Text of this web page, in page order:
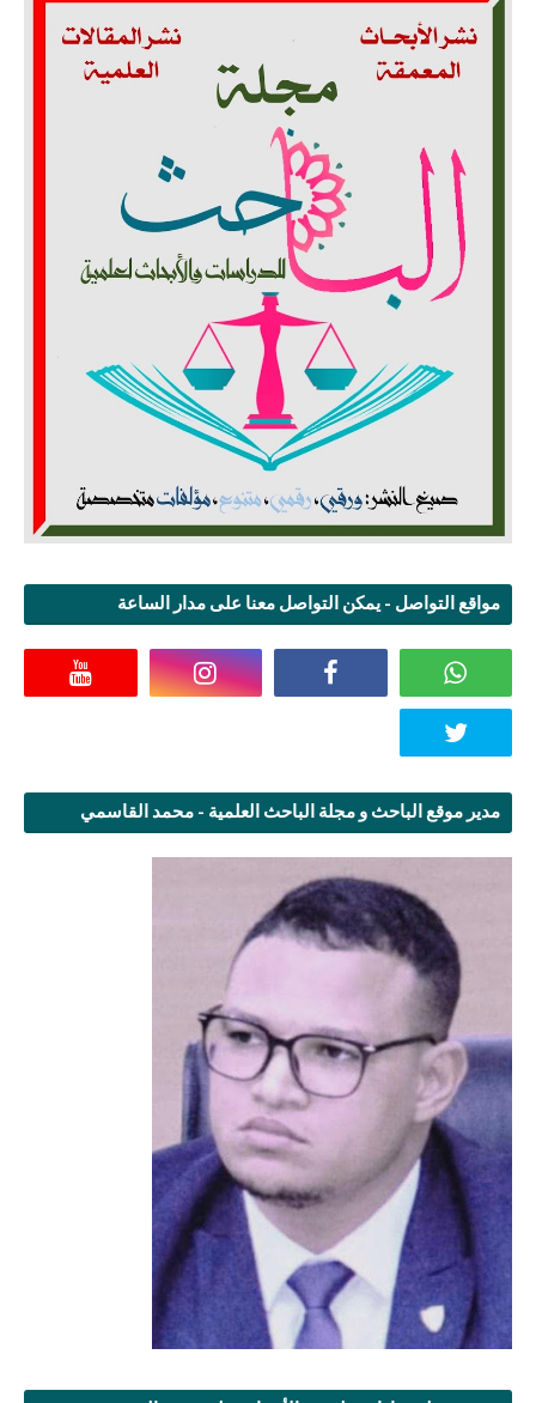
مواقع التواصل - يمكن التواصل معنا على مدار الساعة
مدير موقع الباحث و مجلة الباحث العلمية - محمد القاسمي